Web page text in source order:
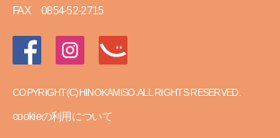
FAX
0854-52-2715
COPYRIGHT(C)HINOKAMISO.ALL RIGHTS RESERVED.
cookieの利用について